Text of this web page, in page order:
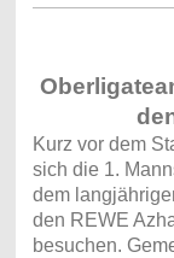
Kurz vor dem
sich die 1.
dem
den REWE
besuchen.